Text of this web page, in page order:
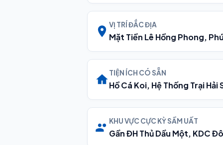
VỊ TRÍ ĐẮC ĐỊA
Mặt Tiền Lê Hồng Phong,
TIỆN ÍCH CÓ SẴN
Hồ Cá Koi, Hệ Thống Trại Hải
KHU VỰC CỰC KỲ SẦM UẤT
Gần ĐH Thủ Dầu Một, KDC